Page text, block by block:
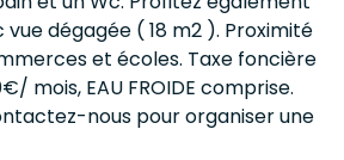
dégagée ( 18 m2 ). Proximité
et écoles. Taxe foncière
mois, EAU FROIDE comprise.
nous pour organiser une